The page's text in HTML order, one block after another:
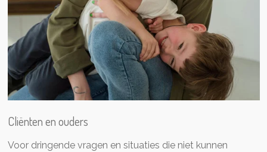
Cliënten en ouders
Voor dringende vragen en situaties die niet kunnen